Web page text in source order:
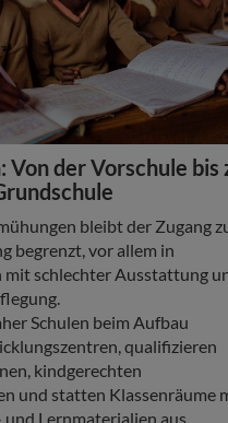
Von der Vorschule bis
bleibt der Zugang
begrenzt, vor allem in
mit schlechter Ausstattung
Schulen beim Aufbau
qualifizieren
kindgerechten
und statten Klassenräume
Lernmaterialien aus.